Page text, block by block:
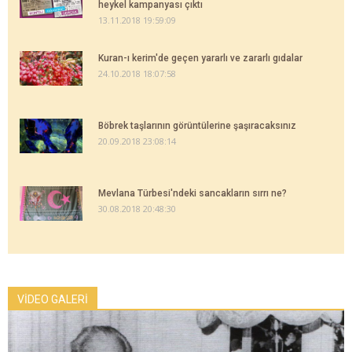
heykel kampanyası çıktı
13.11.2018 19:59:09
Kuran-ı kerim'de geçen yararlı ve zararlı gıdalar
24.10.2018 18:07:58
Böbrek taşlarının görüntülerine şaşıracaksınız
20.09.2018 23:08:14
Mevlana Türbesi'ndeki sancakların sırrı ne?
30.08.2018 20:48:30
VİDEO GALERİ